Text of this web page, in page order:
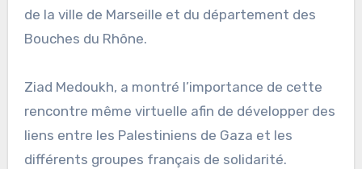
de la ville de Marseille et du département des
Bouches du Rhône.
Ziad Medoukh, a montré l’importance de cette
rencontre même virtuelle afin de développer des
liens entre les Palestiniens de Gaza et les
différents groupes français de solidarité.